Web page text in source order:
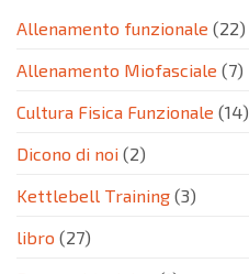
Allenamento funzionale (22)
Allenamento Miofasciale (7)
Cultura Fisica Funzionale (14)
Dicono di noi (2)
Kettlebell Training (3)
libro (27)